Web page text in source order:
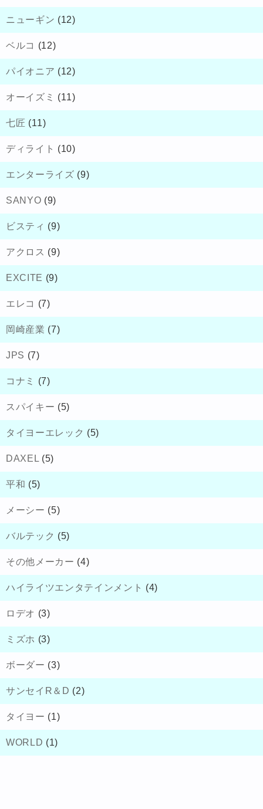
ニューギン (12)
ベルコ (12)
パイオニア (12)
オーイズミ (11)
七匠 (11)
ディライト (10)
エンターライズ (9)
SANYO (9)
ビスティ (9)
アクロス (9)
EXCITE (9)
エレコ (7)
岡崎産業 (7)
JPS (7)
コナミ (7)
スパイキー (5)
タイヨーエレック (5)
DAXEL (5)
平和 (5)
メーシー (5)
バルテック (5)
その他メーカー (4)
ハイライツエンタテインメント (4)
ロデオ (3)
ミズホ (3)
ボーダー (3)
サンセイR＆D (2)
タイヨー (1)
WORLD (1)